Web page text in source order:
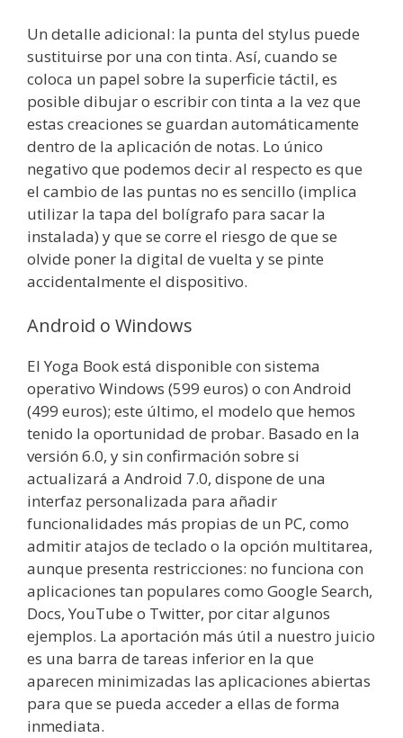
Un detalle adicional: la punta del stylus puede
sustituirse por una con tinta. Así, cuando se
coloca un papel sobre la superficie táctil, es
posible dibujar o escribir con tinta a la vez que
estas creaciones se guardan automáticamente
dentro de la aplicación de notas. Lo único
negativo que podemos decir al respecto es que
el cambio de las puntas no es sencillo (implica
utilizar la tapa del bolígrafo para sacar la
instalada) y que se corre el riesgo de que se
olvide poner la digital de vuelta y se pinte
accidentalmente el dispositivo.
Android o Windows
El Yoga Book está disponible con sistema
operativo Windows (599 euros) o con Android
(499 euros); este último, el modelo que hemos
tenido la oportunidad de probar. Basado en la
versión 6.0, y sin confirmación sobre si
actualizará a Android 7.0, dispone de una
interfaz personalizada para añadir
funcionalidades más propias de un PC, como
admitir atajos de teclado o la opción multitarea,
aunque presenta restricciones: no funciona con
aplicaciones tan populares como Google Search,
Docs, YouTube o Twitter, por citar algunos
ejemplos. La aportación más útil a nuestro juicio
es una barra de tareas inferior en la que
aparecen minimizadas las aplicaciones abiertas
para que se pueda acceder a ellas de forma
inmediata.